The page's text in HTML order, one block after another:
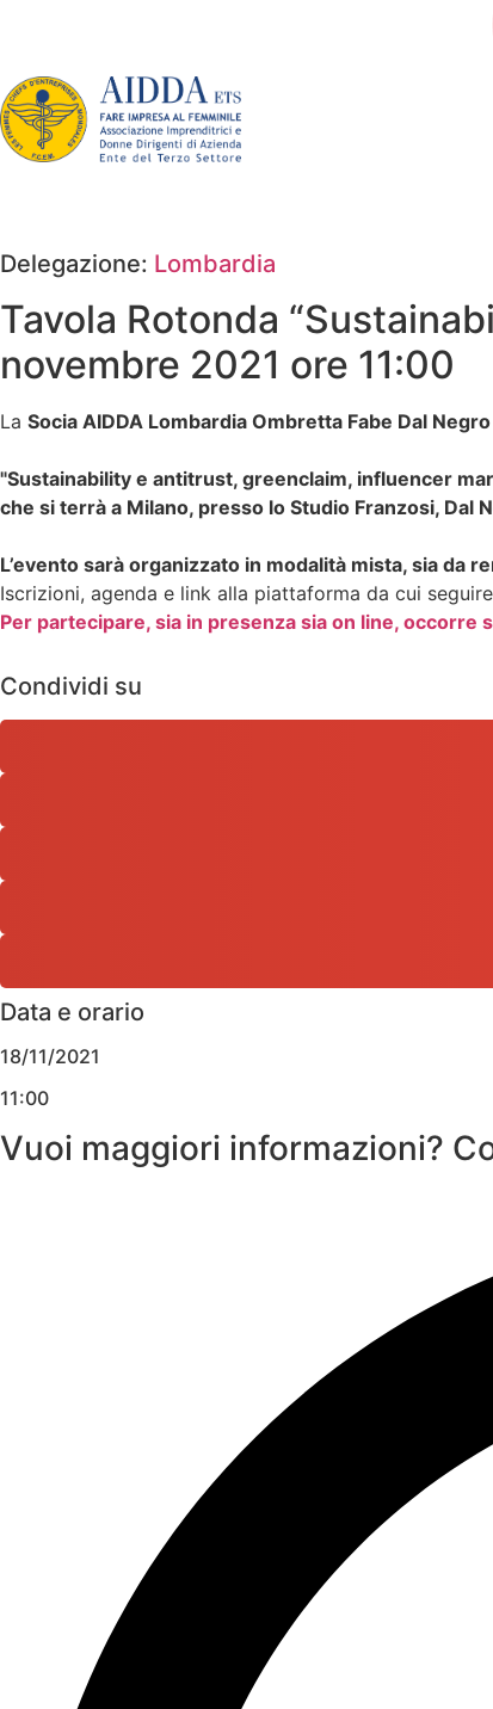
Delegazione: Lombardia
Tavola Rotonda
novembre 2021 ore 11:00
La Socia AIDDA Lombardia Ombretta Fabe Dal Negro
"Sustainability e antitrust, greenclaim, influencer
che si terrà a Milano, presso lo Studio Franzosi, Dal
L’evento sarà organizzato in modalità mista, sia da
Iscrizioni, agenda e link alla piattaforma da cui
Per partecipare, sia in presenza sia on line,
Condividi su
Data e orario
18/11/2021
11:00
Vuoi maggiori informazioni?